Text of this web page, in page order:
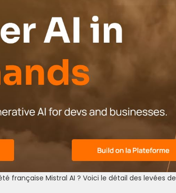
française Mistral AI ? Voici le détail des levées de